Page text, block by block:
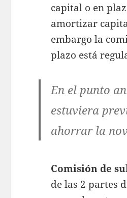
capital o en
amortizar
embargo la
plazo está
En el punto
estuviera
ahorrar la
Comisión de
de las 2 partes